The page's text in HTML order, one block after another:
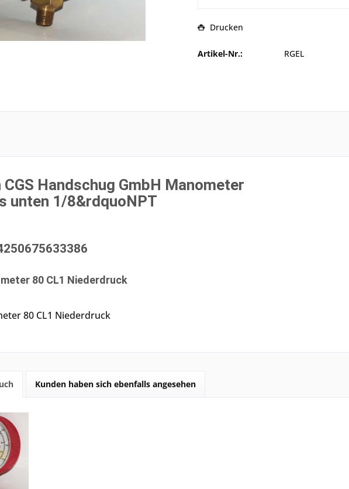
Drucken
Artikel-Nr.: RGEL
CGS Handschug GmbH Manometer
unten 1/8&rdquoNPT
80 CL1 Niederdruck
80 CL1 Niederdruck
Kunden haben sich ebenfalls angesehen